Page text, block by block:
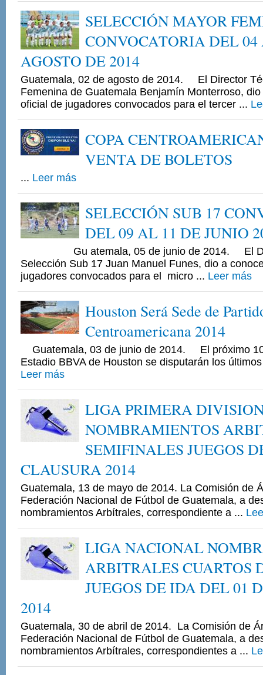
SELECCIÓN MAYOR
CONVOCATORIA DEL 04
AGOSTO DE 2014
Guatemala, 02 de agosto de 2014. El Director
Femenina de Guatemala Benjamín Monterroso,
oficial de jugadores convocados para el tercer ...
COPA
VENTA DE BOLETOS
... Leer más
SELECCIÓN SUB 17
DEL 09 AL 11 DE JUNIO
Gu atemala, 05 de junio de 2014. El
Selección Sub 17 Juan Manuel Funes, dio a
jugadores convocados para el micro ... Leer más
Houston Será Sede de
Centroamericana 2014
Guatemala, 03 de junio de 2014. El próximo
Estadio BBVA de Houston se disputarán los
Leer más
LIGA PRIMERA
NOMBRAMIENTOS
SEMIFINALES JUEGOS
CLAUSURA 2014
Guatemala, 13 de mayo de 2014. La Comisión de
Federación Nacional de Fútbol de Guatemala, a
nombramientos Arbítrales, correspondiente a ...
LIGA NACIONAL
ARBITRALES CUARTOS
JUEGOS DE IDA DEL 01
2014
Guatemala, 30 de abril de 2014. La Comisión de
Federación Nacional de Fútbol de Guatemala, a
nombramientos Arbítrales, correspondientes a ...